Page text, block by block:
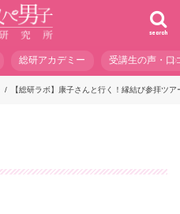
search
総研アカデミー 受講生の声・口
【総研ラボ】康子さんと行く！縁結び参拝ツ